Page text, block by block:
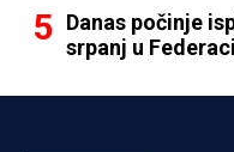
Danas počinje
srpanj u